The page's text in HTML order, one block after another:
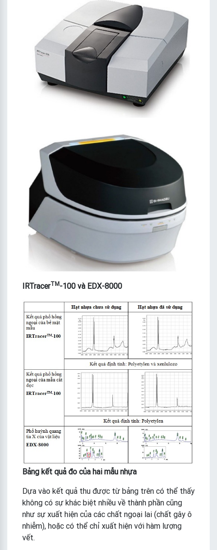
IRTracerTM-100 và EDX-8000
Bảng kết quả đo của hai mẫu nhựa
Dựa vào kết quả thu được từ bảng trên có thể thấy
không có sự khác biệt nhiều về thành phần cũng
như sự xuất hiện của các chất ngoại lai (chất gây ô
nhiễm), hoặc có thể chỉ xuất hiện với hàm lượng
vết.